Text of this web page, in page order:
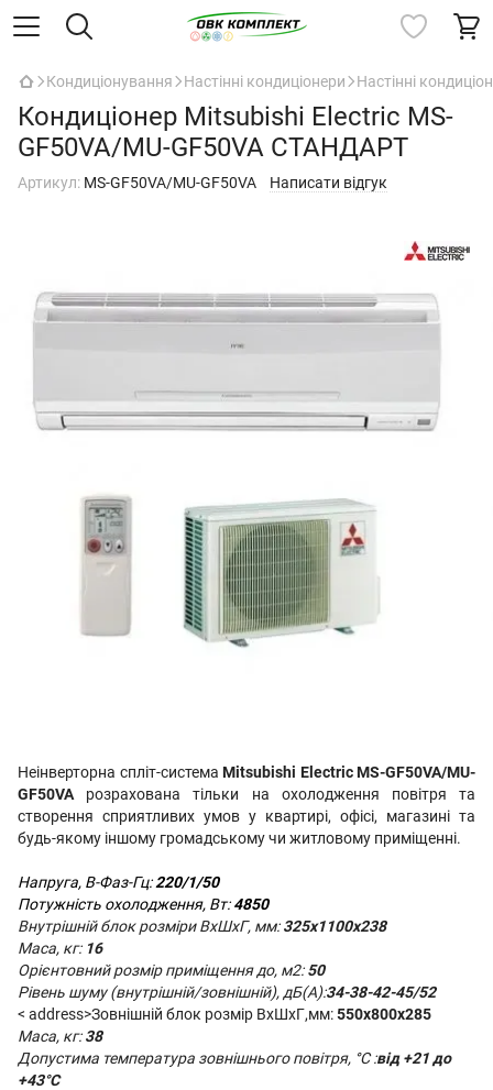
Кондиціонування Настінні кондиціонери Настінні
Кондиціонер Mitsubishi Electric MS-
GF50VA/MU-GF50VA СТАНДАРТ
Артикул: MS-GF50VA/MU-GF50VA Написати відгук
Неінверторна спліт-система Mitsubishi Electric MS-GF50VA/MU-
GF50VA розрахована тільки на охолодження повітря та
створення сприятливих умов у квартирі, офісі, магазині та
будь-якому іншому громадському чи житловому приміщенні.
Напруга, В-Фаз-Гц:220/1/50
Потужність охолодження, Вт:4850
Внутрішній блок розміри ВхШхГ, мм:325х1100х238
Маса, кг:16
Орієнтовний розмір приміщення до, м2:50
Рівень шуму (внутрішній/зовнішній), дБ(А):34-38-42-45/52
< address>Зовнішній блок розмір ВхШхГ,мм:550х800х285
Маса, кг:38
Допустима температура зовнішнього повітря, °С :від +21 до
+43°С